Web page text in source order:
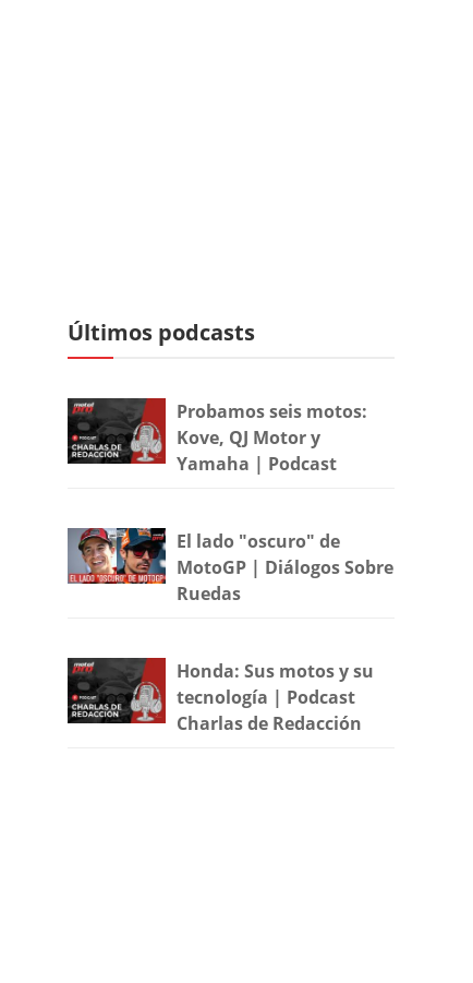
Últimos podcasts
Probamos seis motos:
Kove, QJ Motor y
Yamaha | Podcast
El lado "oscuro" de
MotoGP | Diálogos Sobre
Ruedas
Honda: Sus motos y su
tecnología | Podcast
Charlas de Redacción